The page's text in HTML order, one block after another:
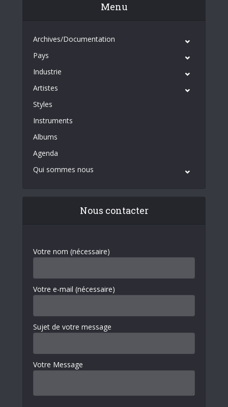
Menu
Archives/Documentation
Pays
Industrie
Artistes
Styles
Instruments
Albums
Agenda
Qui sommes nous
Nous contacter
Votre nom (nécessaire)
Votre e-mail (nécessaire)
Sujet de votre message
Votre Message